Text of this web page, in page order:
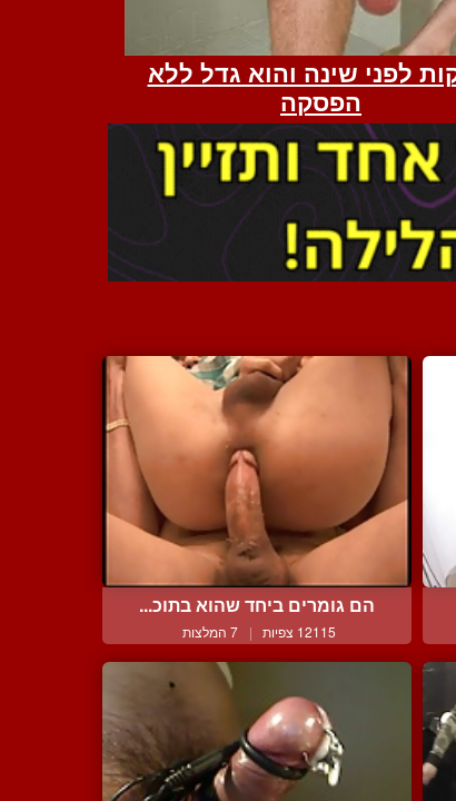
הם גומרים ביחד שהוא בתוכ...
12115 צפיות | 7 המלצות